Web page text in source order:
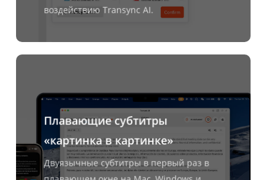
воздействию Transync AI.
Узнать
Плавающие субтитры
«картинка в картинке»
Двуязычные субтитры в первый раз в